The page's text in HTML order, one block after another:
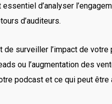
d’analyser
d’auditeurs.
de surveiller l’impact de
ou l’augmentation des
podcast et ce qui peut être